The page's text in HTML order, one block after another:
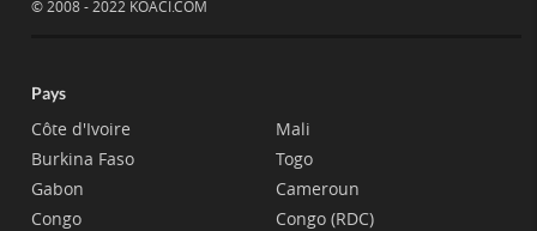
© 2008 - 2022 KOACI.COM
Pays
Côte d'Ivoire
Burkina Faso
Gabon
Congo
Mali
Togo
Cameroun
Congo (RDC)